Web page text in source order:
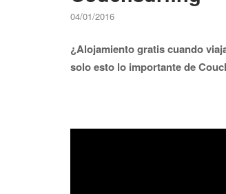
04/01/2016
¿Alojamiento gratis cuando
solo esto lo importante de